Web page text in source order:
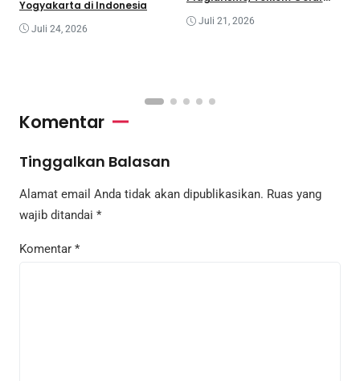
Yogyakarta di Indonesia
Juli 24, 2026
Juli 21, 2026
Komentar
Tinggalkan Balasan
Alamat email Anda tidak akan dipublikasikan. Ruas yang
wajib ditandai *
Komentar *